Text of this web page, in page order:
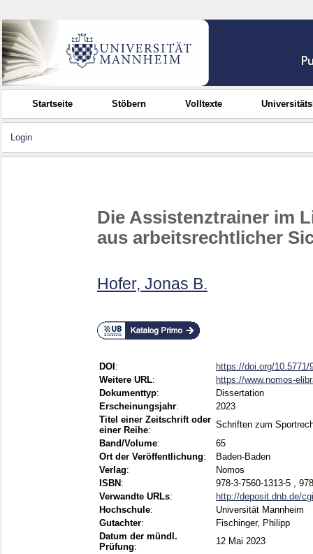
Startseite Stöbern Volltexte
Login
Die Assistenztrainer im
aus arbeitsrechtlicher
Hofer, Jonas B.
DOI :
https://doi.org/10.5771/
Weitere URL:
https://www.nomos-
Dokumenttyp:
Dissertation
Erscheinungsjahr:
2023
Titel einer Zeitschrift oder
einer Reihe:
Schriften zum
Band/Volume:
65
Ort der Veröffentlichung:
Baden-Baden
Verlag:
Nomos
ISBN :
978-3-7560-1313-5 ,
Verwandte URLs:
http://deposit.dnb.de/
Hochschule:
Universität Mannheim
Gutachter:
Fischinger, Philipp
Datum der mündl.
Prüfung:
12 Mai 2023